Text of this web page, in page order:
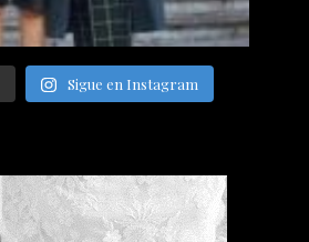
Sigue en Instagram